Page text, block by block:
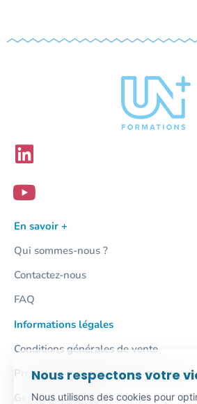
En savoir +
Qui sommes-nous ?
Contactez-nous
FAQ
Informations légales
Conditions générales de vente
Protection des données personnelles
Gestion des cookies
Nous respectons votre
Nous utilisons des cookies pour